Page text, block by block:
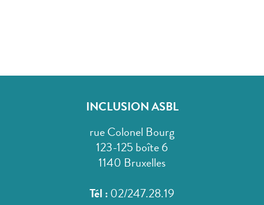
INCLUSION ASBL
rue Colonel Bourg
123-125 boîte 6
1140 Bruxelles
Tél : 02/247.28.19